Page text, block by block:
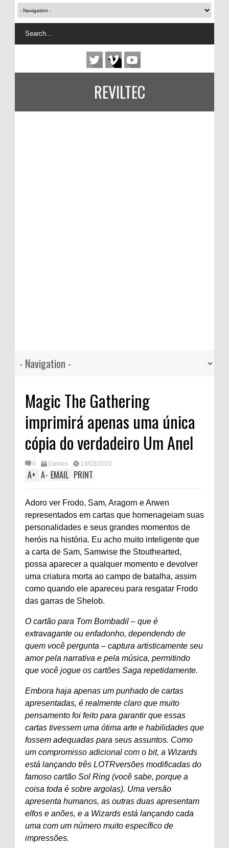
REVILTEC
Magic The Gathering
imprimirá apenas uma única
cópia do verdadeiro Um Anel
0 Games 14/03/2023
A+ A- EMAIL PRINT
Adoro ver Frodo, Sam, Aragorn e Arwen
representados em cartas que homenageiam suas
personalidades e seus grandes momentos de
heróis na história. Eu acho muito inteligente que
a carta de Sam, Samwise the Stouthearted,
possa aparecer a qualquer momento e devolver
uma criatura morta ao campo de batalha, assim
como quando ele apareceu para resgatar Frodo
das garras de Shelob.
O cartão para Tom Bombadil – que é
extravagante ou enfadonho, dependendo de
quem você pergunta – captura artisticamente seu
amor pela narrativa e pela música, permitindo
que você jogue os cartões Saga repetidamente.
Embora haja apenas um punhado de cartas
apresentadas, é realmente claro que muito
pensamento foi feito para garantir que essas
cartas tivessem uma ótima arte e habilidades que
fossem adequadas para seus assuntos. Como
um compromisso adicional com o bit, a Wizards
está lançando três LOTRversões modificadas do
famoso cartão Sol Ring (você sabe, porque a
coisa toda é sobre argolas). Uma versão
apresenta humanos, as outras duas apresentam
elfos e anões, e a Wizards está lançando cada
uma com um número muito específico de
impressões.